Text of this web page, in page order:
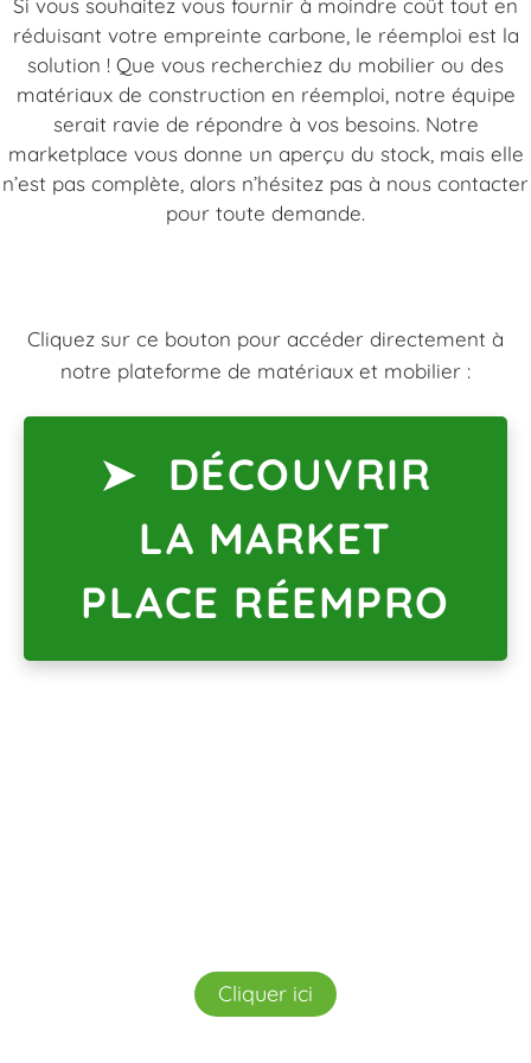
En savoir plus
réduisant votre empreinte carbone, le réemploi est la
solution ! Que vous recherchiez du mobilier ou des
matériaux de construction en réemploi, notre équipe
serait ravie de répondre à vos besoins. Notre
marketplace vous donne un aperçu du stock, mais elle
n’est pas complète, alors n’hésitez pas à nous contacter
pour toute demande.
Cliquez sur ce bouton pour accéder directement à
notre plateforme de matériaux et mobilier :
➤
DÉCOUVRIR
LA MARKET
PLACE RÉEMPRO
Cliquer ici